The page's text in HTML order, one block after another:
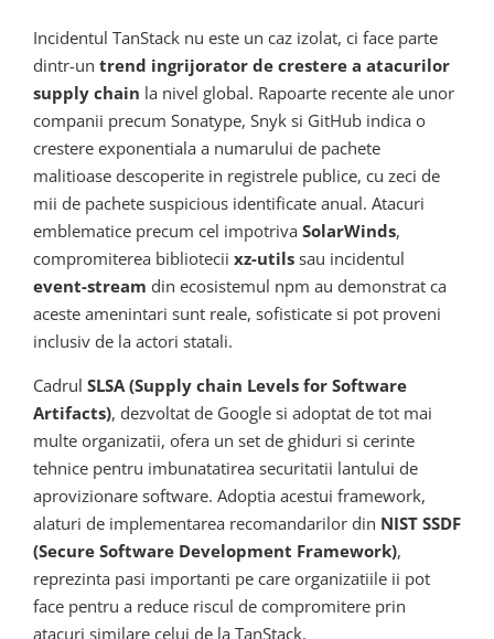
Incidentul TanStack nu este un caz izolat, ci face parte
dintr-un trend ingrijorator de crestere a atacurilor
supply chain la nivel global. Rapoarte recente ale unor
companii precum Sonatype, Snyk si GitHub indica o
crestere exponentiala a numarului de pachete
malitioase descoperite in registrele publice, cu zeci de
mii de pachete suspicious identificate anual. Atacuri
emblematice precum cel impotriva SolarWinds,
compromiterea bibliotecii xz-utils sau incidentul
event-stream din ecosistemul npm au demonstrat ca
aceste amenintari sunt reale, sofisticate si pot proveni
inclusiv de la actori statali.
Cadrul SLSA (Supply chain Levels for Software
Artifacts), dezvoltat de Google si adoptat de tot mai
multe organizatii, ofera un set de ghiduri si cerinte
tehnice pentru imbunatatirea securitatii lantului de
aprovizionare software. Adoptia acestui framework,
alaturi de implementarea recomandarilor din NIST SSDF
(Secure Software Development Framework),
reprezinta pasi importanti pe care organizatiile ii pot
face pentru a reduce riscul de compromitere prin
atacuri similare celui de la TanStack.